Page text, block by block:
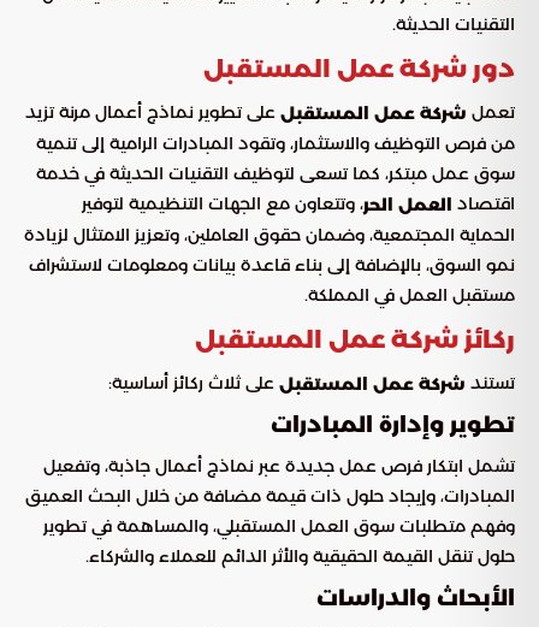
التقنيات الحديثة.
دور شركة عمل المستقبل
تعمل شركة عمل المستقبل على تطوير نماذج أعمال مرنة تزيد
من فرص التوظيف والاستثمار، وتقود المبادرات الرامية إلى تنمية
سوق عمل مبتكر، كما تسعى لتوظيف التقنيات الحديثة في خدمة
اقتصاد العمل الحر، وتتعاون مع الجهات التنظيمية لتوفير
الحماية المجتمعية، وضمان حقوق العاملين، وتعزيز الامتثال لزيادة
نمو السوق، بالإضافة إلى بناء قاعدة بيانات ومعلومات لاستشراف
مستقبل العمل في المملكة.
ركائز شركة عمل المستقبل
تستند شركة عمل المستقبل على ثلاث ركائز أساسية:
تطوير وإدارة المبادرات
تشمل ابتكار فرص عمل جديدة عبر نماذج أعمال جاذبة، وتفعيل
المبادرات، وإيجاد حلول ذات قيمة مضافة من خلال البحث العميق
وفهم متطلبات سوق العمل المستقبلي، والمساهمة في تطوير
حلول تنقل القيمة الحقيقية والأثر الدائم للعملاء والشركاء.
الأبحاث والدراسات